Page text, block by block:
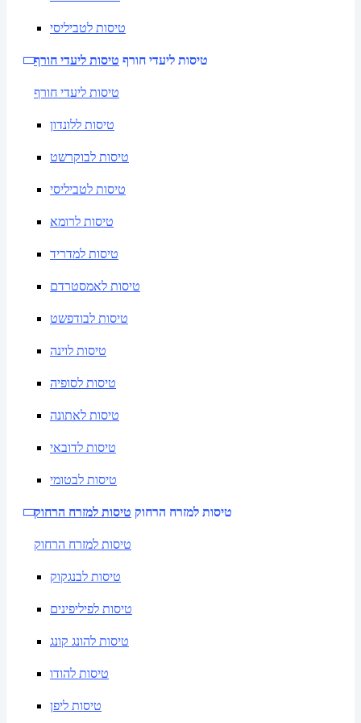
טיסות לטביליסי
טיסות ליעדי חורף טיסות ליעדי חורף
טיסות ליעדי חורף
טיסות ללונדון
טיסות לבוקרשט
טיסות לטביליסי
טיסות לרומא
טיסות למדריד
טיסות לאמסטרדם
טיסות לבודפשט
טיסות לוינה
טיסות לסופיה
טיסות לאתונה
טיסות לדובאי
טיסות לבטומי
טיסות למזרח הרחוק טיסות למזרח הרחוק
טיסות למזרח הרחוק
טיסות לבנגקוק
טיסות לפיליפינים
טיסות להונג קונג
טיסות להודו
טיסות ליפן